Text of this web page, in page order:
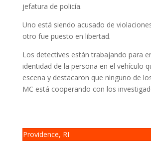
jefatura de policía.
Uno está siendo acusado de
otro fue puesto en libertad.
Los detectives están trabajando para
identidad de la persona en el vehículo
escena y destacaron que ninguno de
MC está cooperando con los
Providence, RI